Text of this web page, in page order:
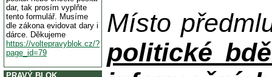
dar, tak prosím vyplňte
tento formulář. Musíme
dle zákona evidovat dary i
dárce. Děkujeme
https://voltepravyblok.cz/?
page_id=79
Místo
politické